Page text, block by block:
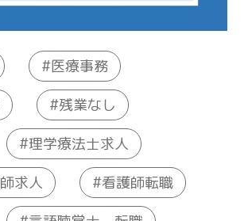
医療事務
残業なし
理学療法士求人
求人 看護師転職